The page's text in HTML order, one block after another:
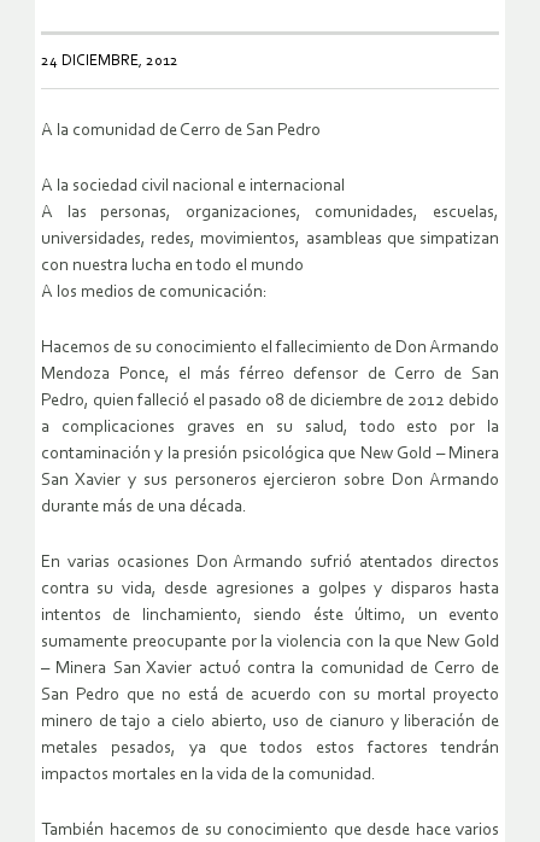
24 DICIEMBRE, 2012
A la comunidad de Cerro de San Pedro
A la sociedad civil nacional e internacional
A las personas, organizaciones, comunidades, escuelas,
universidades, redes, movimientos, asambleas que simpatizan
con nuestra lucha en todo el mundo
A los medios de comunicación:
Hacemos de su conocimiento el fallecimiento de Don Armando
Mendoza Ponce, el más férreo defensor de Cerro de San
Pedro, quien falleció el pasado 08 de diciembre de 2012 debido
a complicaciones graves en su salud, todo esto por la
contaminación y la presión psicológica que New Gold – Minera
San Xavier y sus personeros ejercieron sobre Don Armando
durante más de una década.
En varias ocasiones Don Armando sufrió atentados directos
contra su vida, desde agresiones a golpes y disparos hasta
intentos de linchamiento, siendo éste último, un evento
sumamente preocupante por la violencia con la que New Gold
– Minera San Xavier actuó contra la comunidad de Cerro de
San Pedro que no está de acuerdo con su mortal proyecto
minero de tajo a cielo abierto, uso de cianuro y liberación de
metales pesados, ya que todos estos factores tendrán
impactos mortales en la vida de la comunidad.
También hacemos de su conocimiento que desde hace varios